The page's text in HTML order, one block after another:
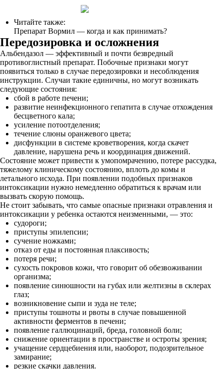
Читайте также:
Препарат Вормил — когда и как принимать?
Передозировка и осложнения
Альбендазол — эффективный и почти безвредный
противоглистный препарат. Побочные признаки могут
появиться только в случае передозировки и несоблюдения
инструкции. Случаи такие единичны, но могут возникать
следующие состояния:
сбой в работе печени;
развитие неинфекционного гепатита в случае отхождения
бесцветного кала;
усиление потоотделения;
течение слюны оранжевого цвета;
дисфункции в системе кроветворения, когда скачет
давление, нарушена речь и координация движений.
Состояние может привести к умопомрачению, потере рассудка,
тяжелому клиническому состоянию, вплоть до комы и
летального исхода. При появлении подобных признаков
интоксикации нужно немедленно обратиться к врачам или
вызвать скорую помощь.
Не стоит забывать, что самые опасные признаки отравления и
интоксикации у ребенка остаются неизменными, — это:
судороги;
приступы эпилепсии;
сучение ножками;
отказ от еды и постоянная плаксивость;
потеря речи;
сухость покровов кожи, что говорит об обезвоживании
организма;
появление синюшности на губах или желтизны в склерах
глаз;
возникновение сыпи и зуда не теле;
приступы тошноты и рвоты в случае повышенной
активности ферментов в печени;
появление галлюцинаций, бреда, головной боли;
снижение ориентации в пространстве и остроты зрения;
учащение сердцебиения или, наоборот, подозрительное
замирание;
резкие скачки давления.